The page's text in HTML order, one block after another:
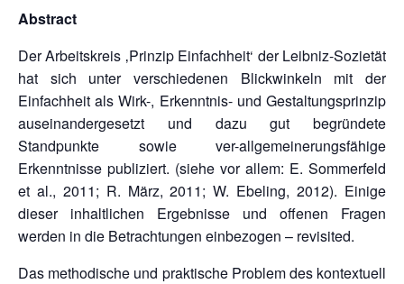
Abstract
Der Arbeitskreis ‚Prinzip Einfachheit‘ der Leibniz-Sozietät
hat sich unter verschiedenen Blickwinkeln mit der
Einfachheit als Wirk-, Erkenntnis- und Gestaltungsprinzip
auseinandergesetzt und dazu gut begründete
Standpunkte sowie ver-allgemeinerungsfähige
Erkenntnisse publiziert. (siehe vor allem: E. Sommerfeld
et al., 2011; R. März, 2011; W. Ebeling, 2012). Einige
dieser inhaltlichen Ergebnisse und offenen Fragen
werden in die Betrachtungen einbezogen – revisited.
Das methodische und praktische Problem des kontextuell